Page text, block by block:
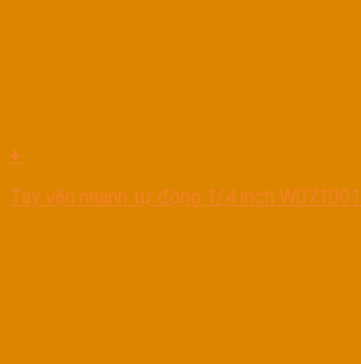
+
Tay vặn nhanh tự động 1/4 inch W071001